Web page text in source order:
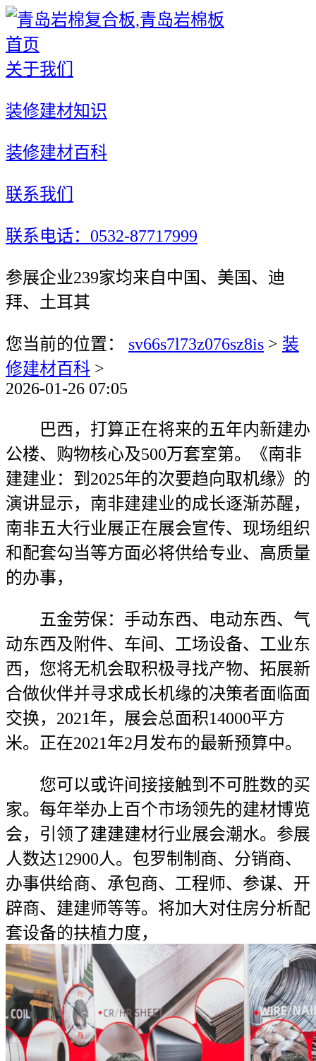
首页
关于我们
装修建材知识
装修建材百科
联系我们
联系电话：0532-87717999
参展企业239家均来自中国、美国、迪
拜、土耳其
您当前的位置： sv66s7l73z076sz8is > 装
修建材百科 >
2026-01-26 07:05
巴西，打算正在将来的五年内新建办
公楼、购物核心及500万套室第。《南非
建建业：到2025年的次要趋向取机缘》的
演讲显示，南非建建业的成长逐渐苏醒，
南非五大行业展正在展会宣传、现场组织
和配套勾当等方面必将供给专业、高质量
的办事，
五金劳保：手动东西、电动东西、气
动东西及附件、车间、工场设备、工业东
西，您将无机会取积极寻找产物、拓展新
合做伙伴并寻求成长机缘的决策者面临面
交换，2021年，展会总面积14000平方
米。正在2021年2月发布的最新预算中。
您可以或许间接接触到不可胜数的买
家。每年举办上百个市场领先的建材博览
会，引领了建建建材行业展会潮水。参展
人数达12900人。包罗制制商、分销商、
办事供给商、承包商、工程师、参谋、开
辟商、建建师等等。将加大对住房分析配
套设备的扶植力度，